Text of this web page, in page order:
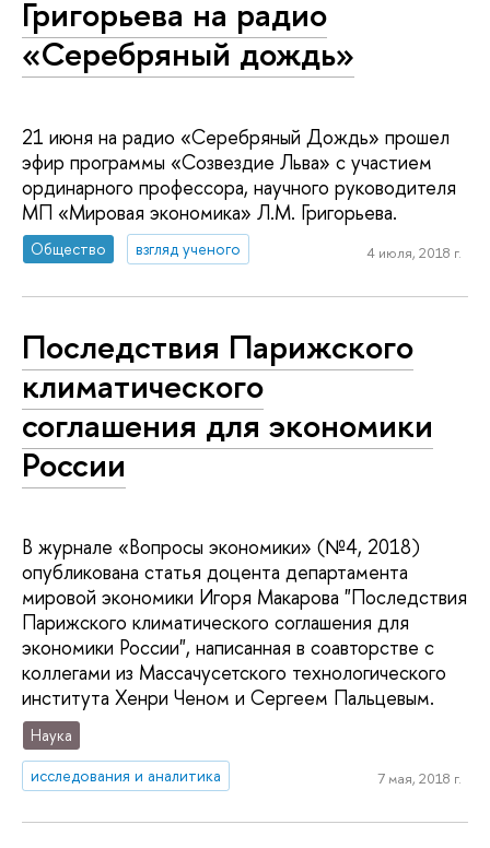
Григорьева на радио
«Серебряный дождь»
21 июня на радио «Серебряный Дождь» прошел
эфир программы «Созвездие Льва» с участием
ординарного профессора, научного руководителя
МП «Мировая экономика» Л.М. Григорьева.
Общество взгляд ученого 4 июля, 2018 г.
Последствия Парижского
климатического
соглашения для экономики
России
В журнале «Вопросы экономики» (№4, 2018)
опубликована статья доцента департамента
мировой экономики Игоря Макарова "Последствия
Парижского климатического соглашения для
экономики России", написанная в соавторстве с
коллегами из Массачусетского технологического
института Хенри Ченом и Сергеем Пальцевым.
Наука
исследования и аналитика
7 мая, 2018 г.